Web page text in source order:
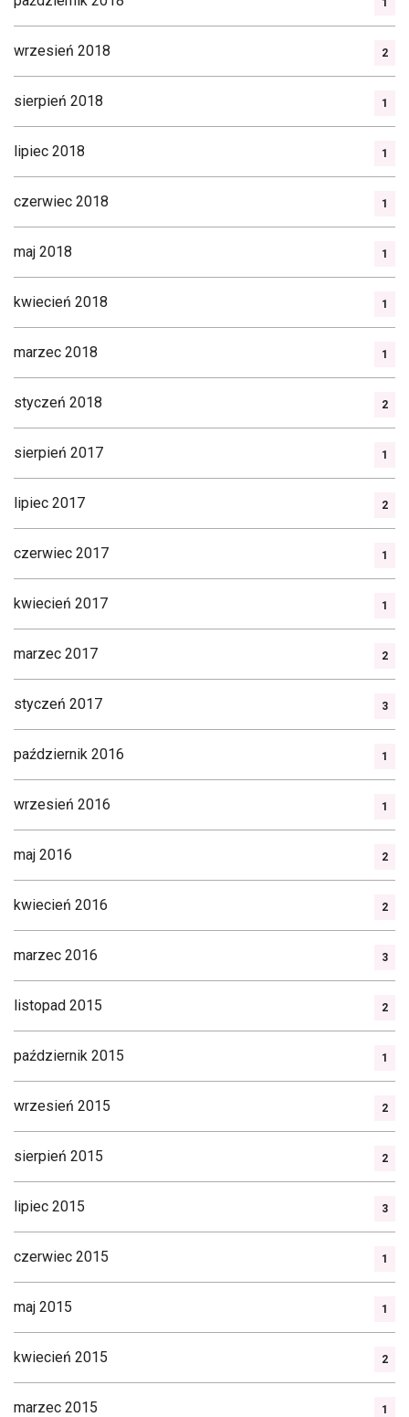
1
wrzesień 2018 2
sierpień 2018 1
lipiec 2018 1
czerwiec 2018 1
maj 2018 1
kwiecień 2018 1
marzec 2018 1
styczeń 2018 2
sierpień 2017 1
lipiec 2017 2
czerwiec 2017 1
kwiecień 2017 1
marzec 2017 2
styczeń 2017 3
październik 2016 1
wrzesień 2016 1
maj 2016 2
kwiecień 2016 2
marzec 2016 3
listopad 2015 2
październik 2015 1
wrzesień 2015 2
sierpień 2015 2
lipiec 2015 3
czerwiec 2015 1
maj 2015 1
kwiecień 2015 2
marzec 2015 1